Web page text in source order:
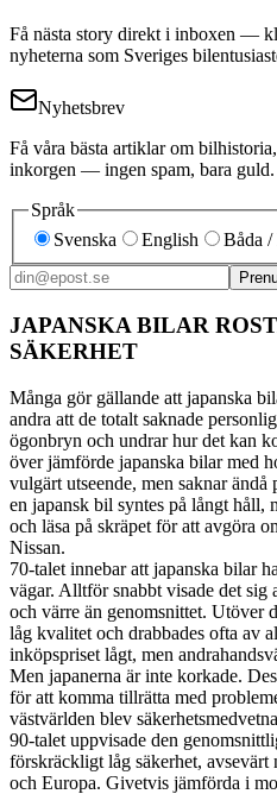
Få nästa story direkt i inboxen —
nyheterna som Sveriges
Nyhetsbrev
Få våra bästa artiklar om
inkorgen — ingen spam, bara guld.
Språk
Svenska
English Båda /
JAPANSKA BILAR
SÄKERHET
Många gör gällande att japanska
andra att de totalt saknade
ögonbryn och undrar hur det kan
över jämförde japanska bilar med
vulgärt utseende, men saknar
en japansk bil syntes på långt håll,
och läsa på skräpet för att avgöra
Nissan.
70-talet innebar att japanska bilar
vägar. Alltför snabbt visade det sig
och värre än genomsnittet. Utöver
låg kvalitet och drabbades ofta av
inköpspriset lågt, men
Men japanerna är inte korkade.
för att komma tillrätta med
västvärlden blev
90-talet uppvisade den
förskräckligt låg säkerhet,
och Europa. Givetvis jämförda i